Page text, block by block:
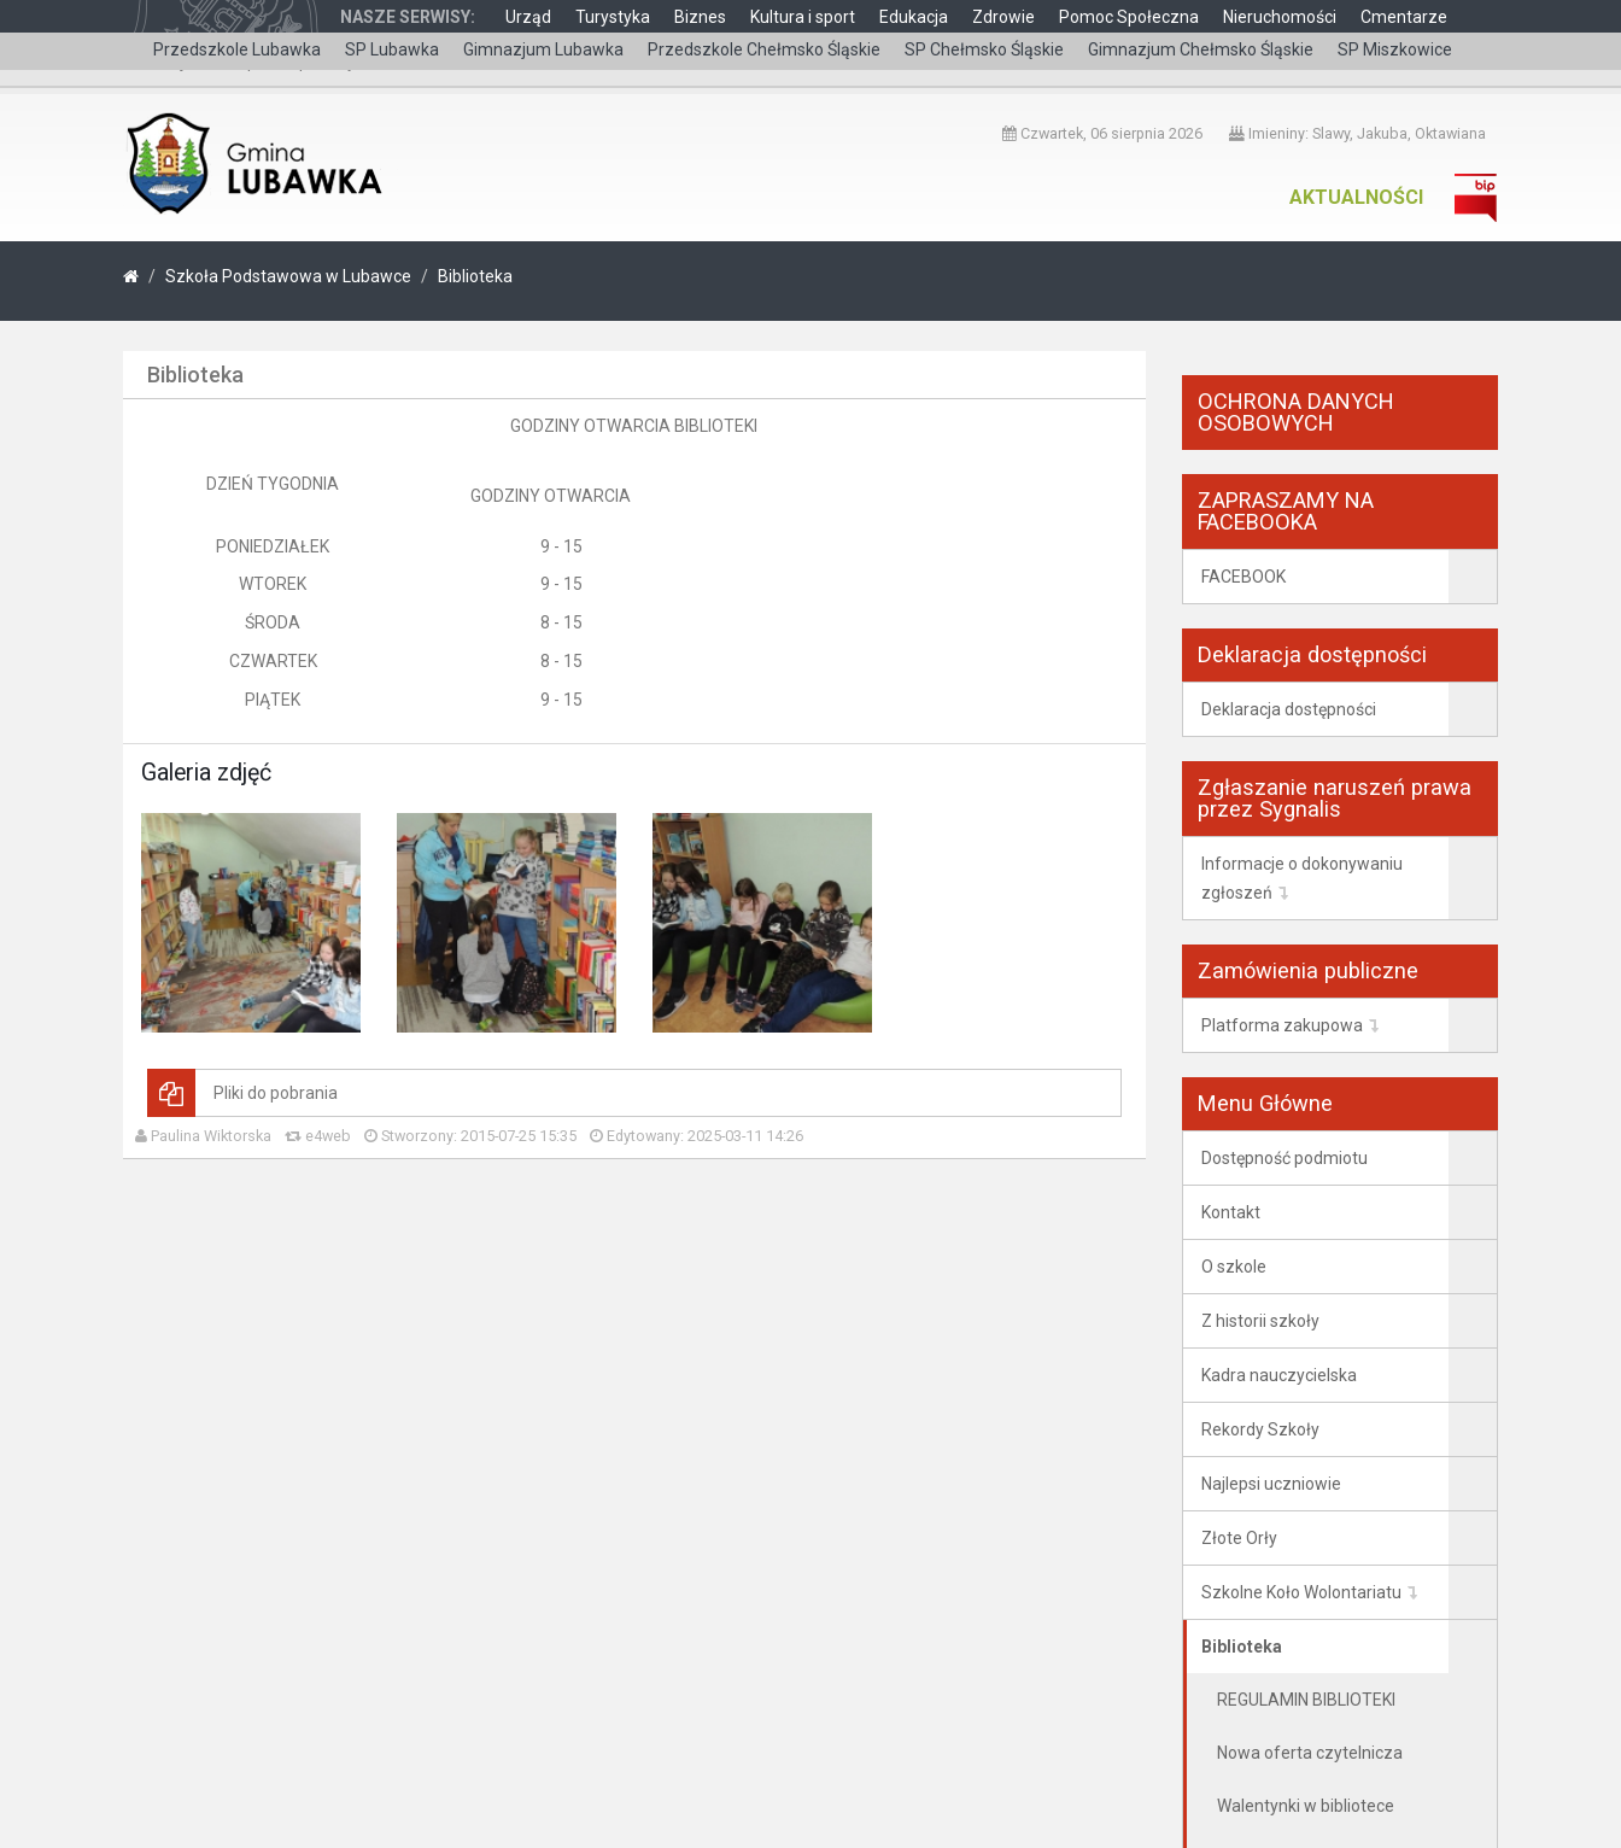
NASZE SERWISY: Urząd Turystyka Biznes Kultura i sport
Edukacja
Przedszkole Lubawka
SP Lubawka Gimnazjum Lubawka Przedszkole Chełmsko Śląskie SP Chełmsko Śląskie Gimnazjum Chełmsko Śląskie SP Miszkowice
Zdrowie Pomoc Społeczna Nieruchomości Cmentarze
Wersja dla niepełnosprawnych čeština
Czwartek, 06 sierpnia 2026 Imieniny: Slawy, Jakuba, Oktawiana
AKTUALNOŚCI
Szkoła Podstawowa w Lubawce Biblioteka
Biblioteka
GODZINY OTWARCIA BIBLIOTEKI
DZIEŃ TYGODNIA
GODZINY OTWARCIA
PONIEDZIAŁEK
9 - 15
WTOREK
9 - 15
ŚRODA
8 - 15
CZWARTEK
8 - 15
PIĄTEK
9 - 15
Galeria zdjęć
Pliki do pobrania
Paulina Wiktorska e4web Stworzony: 2015-07-25 15:35 Edytowany: 2025-03-11 14:26
OCHRONA DANYCH
OSOBOWYCH
ZAPRASZAMY NA
FACEBOOKA
FACEBOOK
Deklaracja dostępności
Deklaracja dostępności
Zgłaszanie naruszeń prawa
przez Sygnalis
Informacje o dokonywaniu
zgłoszeń
Zamówienia publiczne
Platforma zakupowa
Menu Główne
Dostępność podmiotu
Kontakt
O szkole
Z historii szkoły
Kadra nauczycielska
Rekordy Szkoły
Najlepsi uczniowie
Złote Orły
Szkolne Koło Wolontariatu
Biblioteka
REGULAMIN BIBLIOTEKI
Nowa oferta czytelnicza
Walentynki w bibliotece